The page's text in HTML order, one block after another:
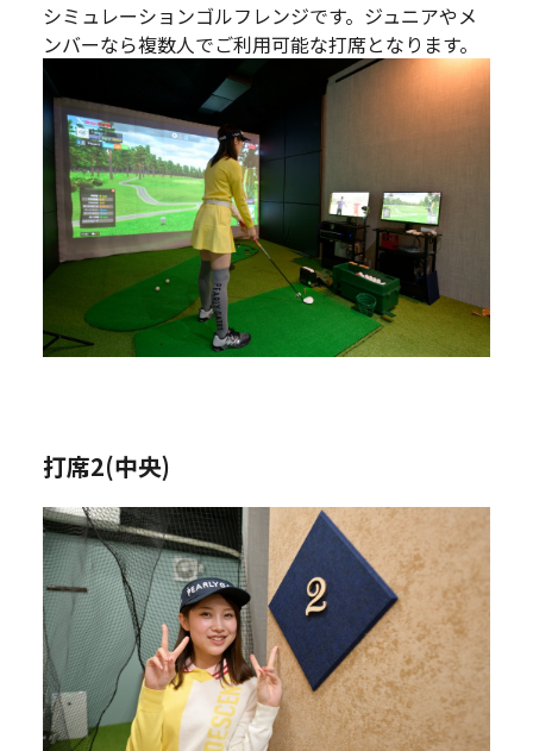
シミュレーションゴルフレンジです。ジュニアやメ
ンバーなら複数人でご利用可能な打席となります。
打席2(中央)